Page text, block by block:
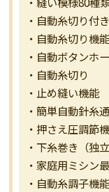
・自動糸切り付
・自動糸切り機
・自動ボタンホ
・自動糸切り
・止め縫い機能
・簡単自動針糸
・押さえ圧調節
・下糸巻き（独
・家庭用ミシン
・自動糸調子機